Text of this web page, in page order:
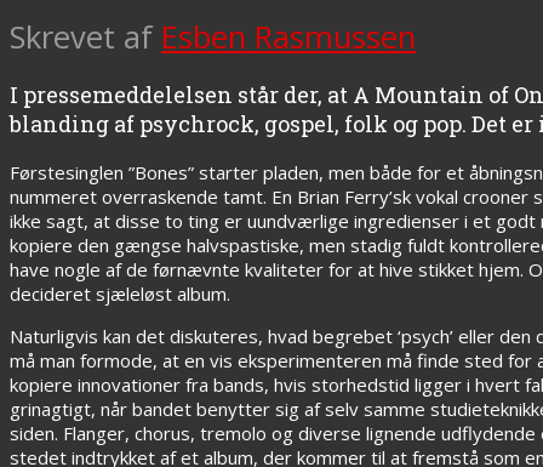
Skrevet af Esben Rasmussen
I pressemeddelelsen står der, at A Mountain of
blanding af psychrock, gospel, folk og pop. Det
Førstesinglen ”Bones” starter pladen, men både for et
nummeret overraskende tamt. En Brian Ferry’sk vokal
ikke sagt, at disse to ting er uundværlige ingredienser i et
kopiere den gængse halvspastiske, men stadig fuldt
have nogle af de førnævnte kvaliteter for at hive stikket hjem.
decideret sjæleløst album.
Naturligvis kan det diskuteres, hvad begrebet ‘psych’ eller
må man formode, at en vis eksperimenteren må finde sted
kopiere innovationer fra bands, hvis storhedstid ligger i hvert
grinagtigt, når bandet benytter sig af selv samme
siden. Flanger, chorus, tremolo og diverse lignende
stedet indtrykket af et album, der kommer til at fremstå som